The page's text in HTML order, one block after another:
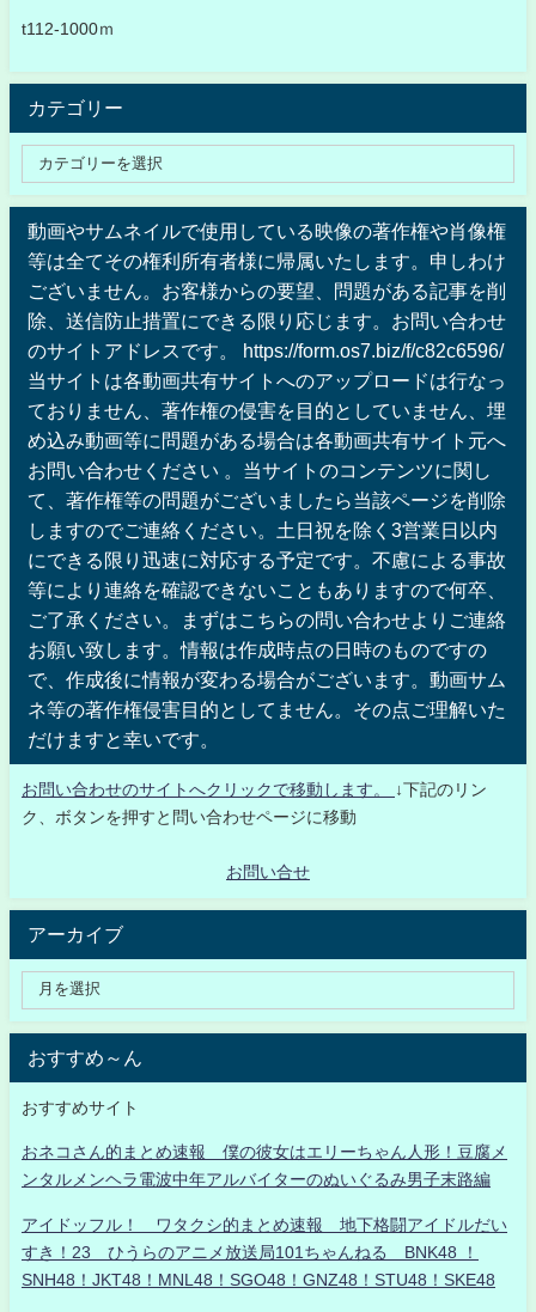
t112-1000ｍ
カテゴリー
動画やサムネイルで使用している映像の著作権や肖像権
等は全てその権利所有者様に帰属いたします。申しわけ
ございません。お客様からの要望、問題がある記事を削
除、送信防止措置にできる限り応じます。お問い合わせ
のサイトアドレスです。 https://form.os7.biz/f/c82c6596/
当サイトは各動画共有サイトへのアップロードは行なっ
ておりません、著作権の侵害を目的としていません、埋
め込み動画等に問題がある場合は各動画共有サイト元へ
お問い合わせください 。当サイトのコンテンツに関し
て、著作権等の問題がございましたら当該ページを削除
しますのでご連絡ください。土日祝を除く3営業日以内
にできる限り迅速に対応する予定です。不慮による事故
等により連絡を確認できないこともありますので何卒、
ご了承ください。まずはこちらの問い合わせよりご連絡
お願い致します。情報は作成時点の日時のものですの
で、作成後に情報が変わる場合がございます。動画サム
ネ等の著作権侵害目的としてません。その点ご理解いた
だけますと幸いです。
お問い合わせのサイトへクリックで移動します。
↓下記のリン
ク、ボタンを押すと問い合わせページに移動
お問い合せ
アーカイブ
おすすめ～ん
おすすめサイト
おネコさん的まとめ速報 僕の彼女はエリーちゃん人形！豆腐メ
ンタルメンヘラ電波中年アルバイターのぬいぐるみ男子末路編
アイドッフル！ ワタクシ的まとめ速報 地下格闘アイドルだい
すき！23 ひうらのアニメ放送局101ちゃんねる BNK48 ！
SNH48！JKT48！MNL48！SGO48！GNZ48！STU48！SKE48